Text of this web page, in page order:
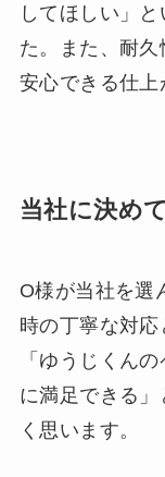
してほしい」
た。また、耐
安心できる仕上
当社に決め
O様が当社を選
時の丁寧な対応
「ゆうじくん
に満足できる
く思います。